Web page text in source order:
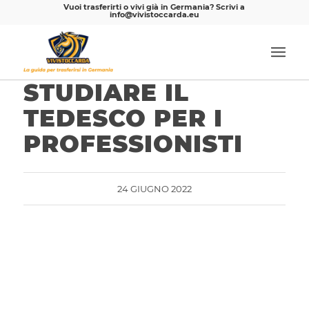
Vuoi trasferirti o vivi già in Germania? Scrivi a
info@vivistoccarda.eu
STUDIARE IL
TEDESCO PER I
PROFESSIONISTI
24 GIUGNO 2022